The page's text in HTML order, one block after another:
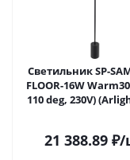
Светильник SP-
FLOOR-16W
110 deg, 230V)
21 388.89₽/